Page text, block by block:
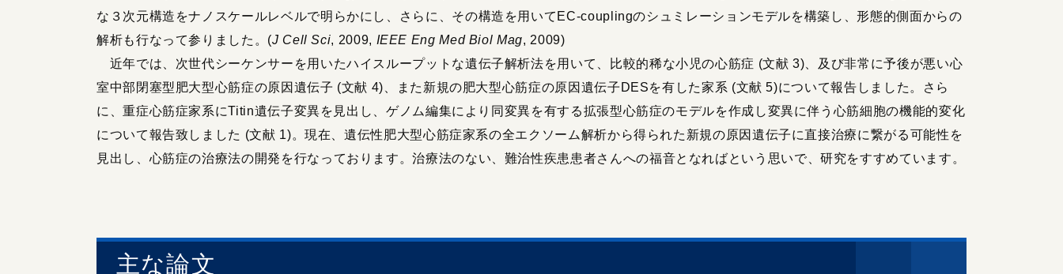
な３次元構造をナノスケールレベルで明らかにし、さらに、その構造を用いてEC-couplingのシュミレーションモデルを構築し、形態的側面からの
解析も行なって参りました。(J Cell Sci, 2009, IEEE Eng Med Biol Mag, 2009)
近年では、次世代シーケンサーを用いたハイスループットな遺伝子解析法を用いて、比較的稀な小児の心筋症 (文献 3)、及び非常に予後が悪い心
室中部閉塞型肥大型心筋症の原因遺伝子 (文献 4)、また新規の肥大型心筋症の原因遺伝子DESを有した家系 (文献 5)について報告しました。さら
に、重症心筋症家系にTitin遺伝子変異を見出し、ゲノム編集により同変異を有する拡張型心筋症のモデルを作成し変異に伴う心筋細胞の機能的変化
について報告致しました (文献 1)。現在、遺伝性肥大型心筋症家系の全エクソーム解析から得られた新規の原因遺伝子に直接治療に繋がる可能性を
見出し、心筋症の治療法の開発を行なっております。治療法のない、難治性疾患患者さんへの福音となればという思いで、研究をすすめています。
主な論文